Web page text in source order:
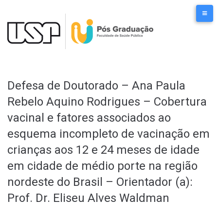
conteúdo
Defesa de Doutorado – Ana Paula
Rebelo Aquino Rodrigues – Cobertura
vacinal e fatores associados ao
esquema incompleto de vacinação em
crianças aos 12 e 24 meses de idade
em cidade de médio porte na região
nordeste do Brasil – Orientador (a):
Prof. Dr. Eliseu Alves Waldman